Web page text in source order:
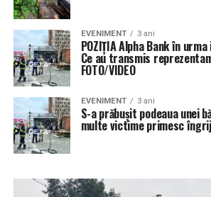
EVENIMENT 3 ani
POZIȚIA Alpha Bank în
Ce au transmis
FOTO/VIDEO
EVENIMENT 3 ani
S-a prăbușit podeaua unei
multe victime primesc